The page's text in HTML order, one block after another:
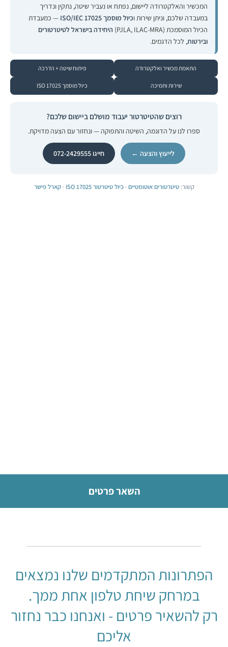
המכשיר והאלקטרודה ליישום, נפתח או נעביר שיטה, נתקין ונדריך
במעבדה שלכם, וניתן שירות וכיול מוסמך ISO/IEC 17025
— כמעבדת
הכיול המוסמכת (PJLA, ILAC-MRA)
היחידה בישראל לטיטרטורים
ובירטות, לכל הדגמים.
התאמת מכשיר ואלקטרודה פיתוח שיטה + הדרכה
שירות ותמיכה כיול מוסמך ISO 17025
רוצים שהטיטרטור יעבוד מושלם ביישום שלכם?
ספרו לנו על הדוגמה, השיטה והתפוקה — ונחזור עם הצעה מדויקת.
לייעוץ והצעה ← חייגו 072-2429555
קשור:טיטרטורים אוטומטיים ·כיול טיטרטור ISO 17025 ·קארל פישר
השאר פרטים
הפתרונות המתקדמים שלנו נמצאים
במרחק שיחת טלפון אחת ממך.
רק להשאיר פרטים - ואנחנו כבר נחזור
אליכם